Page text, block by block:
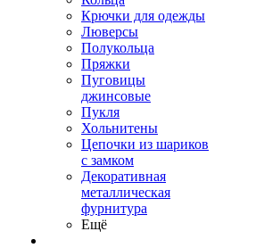
Крючки для одежды
Люверсы
Полукольца
Пряжки
Пуговицы
джинсовые
Пукля
Хольнитены
Цепочки из шариков
с замком
Декоративная
металлическая
фурнитура
Ещё